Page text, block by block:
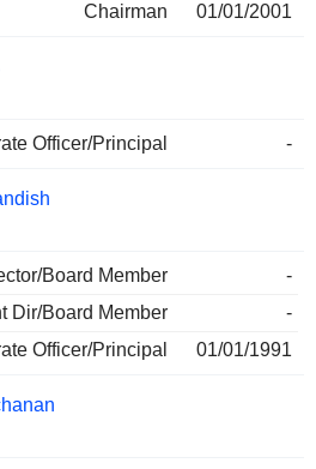
Chairman 01/01/2001
Officer/Principal -
Board Member
-
Dir/Board Member
-
Officer/Principal
01/01/1991